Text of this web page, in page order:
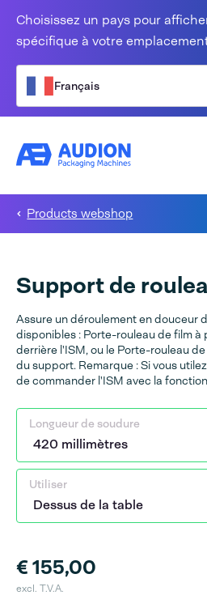
Choisissez un pays pour
spécifique à votre
Français
Products webshop
Support de
Assure un déroulement en douceur
disponibles : Porte-rouleau de film à
derrière l'ISM, ou le Porte-rouleau
du support. Remarque : Si vous
de commander l'ISM avec la
Longueur de soudure
Utiliser
€ 155,00
excl. T.V.A.